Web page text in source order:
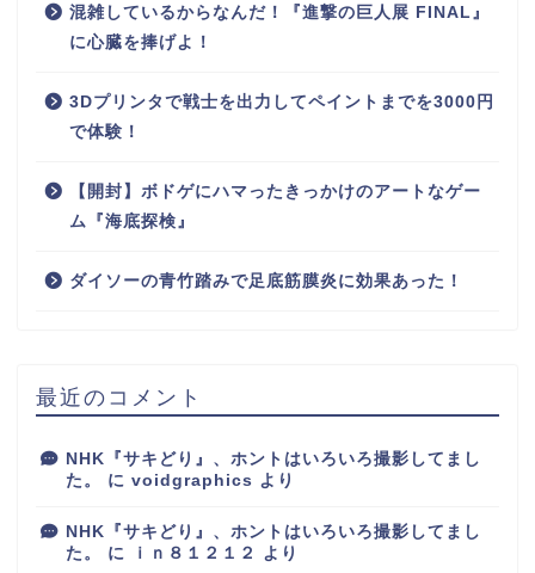
混雑しているからなんだ！『進撃の巨人展 FINAL』
に心臓を捧げよ！
3Dプリンタで戦士を出力してペイントまでを3000円
で体験！
【開封】ボドゲにハマったきっかけのアートなゲー
ム『海底探検』
ダイソーの青竹踏みで足底筋膜炎に効果あった！
最近のコメント
NHK『サキどり』、ホントはいろいろ撮影してまし
た。
に voidgraphics より
NHK『サキどり』、ホントはいろいろ撮影してまし
た。
に ｉｎ８１２１２ より